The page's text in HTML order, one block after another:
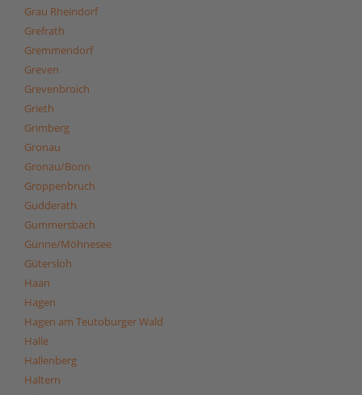
Grau Rheindorf
Grefrath
Gremmendorf
Greven
Grevenbroich
Grieth
Grimberg
Gronau
Gronau/Bonn
Groppenbruch
Gudderath
Gummersbach
Günne/Möhnesee
Gütersloh
Haan
Hagen
Hagen am Teutoburger Wald
Halle
Hallenberg
Haltern